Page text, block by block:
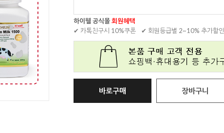
하이웰 공식몰회원혜택
✔ 카톡친구시 10%쿠폰
✔ 회원등급별 2~10% 추가할인
바로구매 장바구니